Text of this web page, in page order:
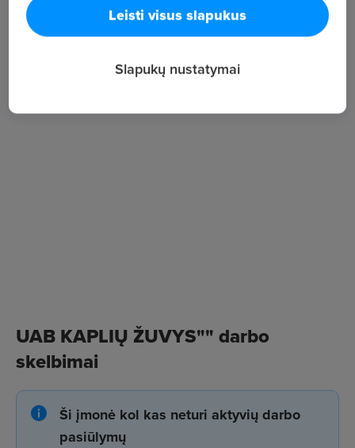
UAB KAPLIŲ ŽUVYS"" darbo
skelbimai
Ši įmonė kol kas neturi aktyvių darbo
pasiūlymų
Leisti visus slapukus
Slapukų nustatymai